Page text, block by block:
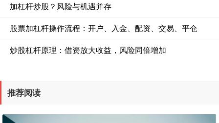
加杠杆炒股？风险与机遇并存
股票加杠杆操作流程：开户、入金、配资、交易、平仓
炒股杠杆原理：借资放大收益，风险同倍增加
推荐阅读